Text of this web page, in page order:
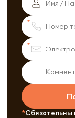
Обязательны